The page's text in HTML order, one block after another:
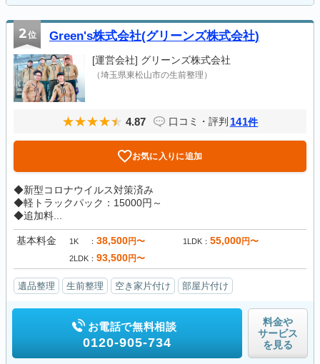
2位 Green's株式会社(グリーンズ株式会社)
[運営会社] グリーンズ株式会社
（埼玉県東松山市の生前整理）
4.87 口コミ・評判 141件
お気に入りに追加
◆新型コロナウイルス対策済み
◆軽トラックパック：15000円～
◆追加料...
基本料金 1K 38,500円〜 1LDK 55,000円〜
2LDK 93,500円〜
遺品整理 生前整理 空き家片付け 部屋片付け
お電話で無料相談
0120-905-734
料金や
サービス
を見る